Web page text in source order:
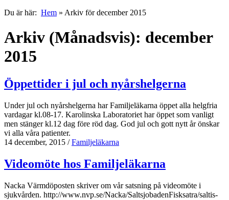
Du är här: Hem » Arkiv för december 2015
Arkiv (Månadsvis): december
2015
Öppettider i jul och nyårshelgerna
Under jul och nyårshelgerna har Familjeläkarna öppet alla helgfria
vardagar kl.08-17. Karolinska Laboratoriet har öppet som vanligt
men stänger kl.12 dag före röd dag. God jul och gott nytt år önskar
vi alla våra patienter.
14 december, 2015 /Familjeläkarna
Videomöte hos Familjeläkarna
Nacka Värmdöposten skriver om vår satsning på videomöte i
sjukvården. http://www.nvp.se/Nacka/SaltsjobadenFisksatra/saltis-